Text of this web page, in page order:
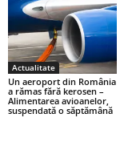
Actualitate
Un aeroport din România
a rămas fără kerosen –
Alimentarea avioanelor,
suspendată o săptămână